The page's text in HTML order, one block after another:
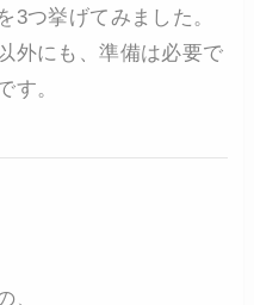
3つ挙げてみました。
外にも、準備は必要で
す。
、